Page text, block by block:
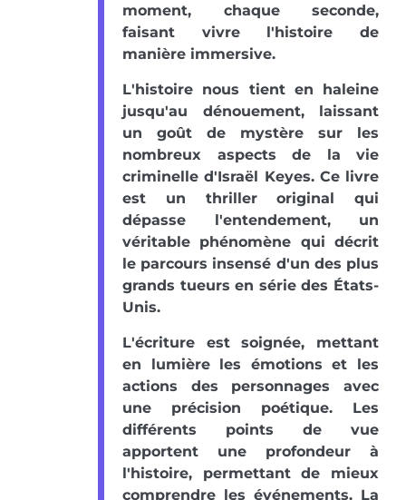
moment, chaque seconde,
faisant vivre l'histoire de
manière immersive.
L'histoire nous tient en haleine
jusqu'au dénouement, laissant
un goût de mystère sur les
nombreux aspects de la vie
criminelle d'Israël Keyes. Ce livre
est un thriller original qui
dépasse l'entendement, un
véritable phénomène qui décrit
le parcours insensé d'un des plus
grands tueurs en série des États-
Unis.
L'écriture est soignée, mettant
en lumière les émotions et les
actions des personnages avec
une précision poétique. Les
différents points de vue
apportent une profondeur à
l'histoire, permettant de mieux
comprendre les événements. La